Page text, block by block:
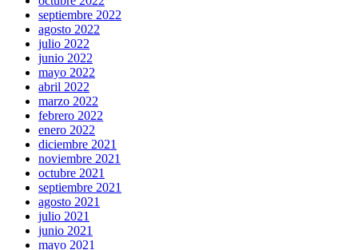
septiembre 2022
agosto 2022
julio 2022
junio 2022
mayo 2022
abril 2022
marzo 2022
febrero 2022
enero 2022
diciembre 2021
noviembre 2021
octubre 2021
septiembre 2021
agosto 2021
julio 2021
junio 2021
mayo 2021